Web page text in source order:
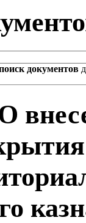
документов